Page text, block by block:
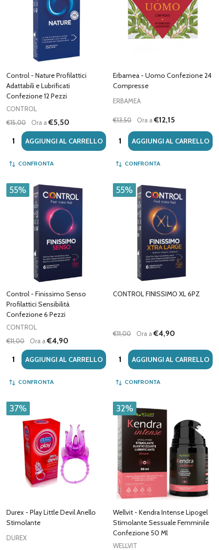
Control - Nature Profilattici
Adattabili e Lubrificati
Confezione 12 Pezzi
CONTROL
€15,00
Ora a€5,50
Quantità:AGGIUNGI AL CARRELLO
CONFRONTA
Erbamea - Uomo Confezione 24
Compresse
ERBAMEA
€13,50 Ora a€12,15
Quantità:AGGIUNGI AL CARRELLO
CONFRONTA
55%
Control - Finissimo Senso
Profilattici Sensibilità
Confezione 6 Pezzi
CONTROL
€11,00
Ora a€4,90
Quantità:AGGIUNGI AL CARRELLO
CONFRONTA
55%
CONTROL FINISSIMO XL 6PZ
€11,00 Ora a€4,90
Quantità:AGGIUNGI AL CARRELLO
CONFRONTA
37%
Durex - Play Little Devil Anello
Stimolante
DUREX
32%
Wellvit - Kendra Intense Lipogel
Stimolante Sessuale Femminile
Confezione 50 Ml
WELLVIT